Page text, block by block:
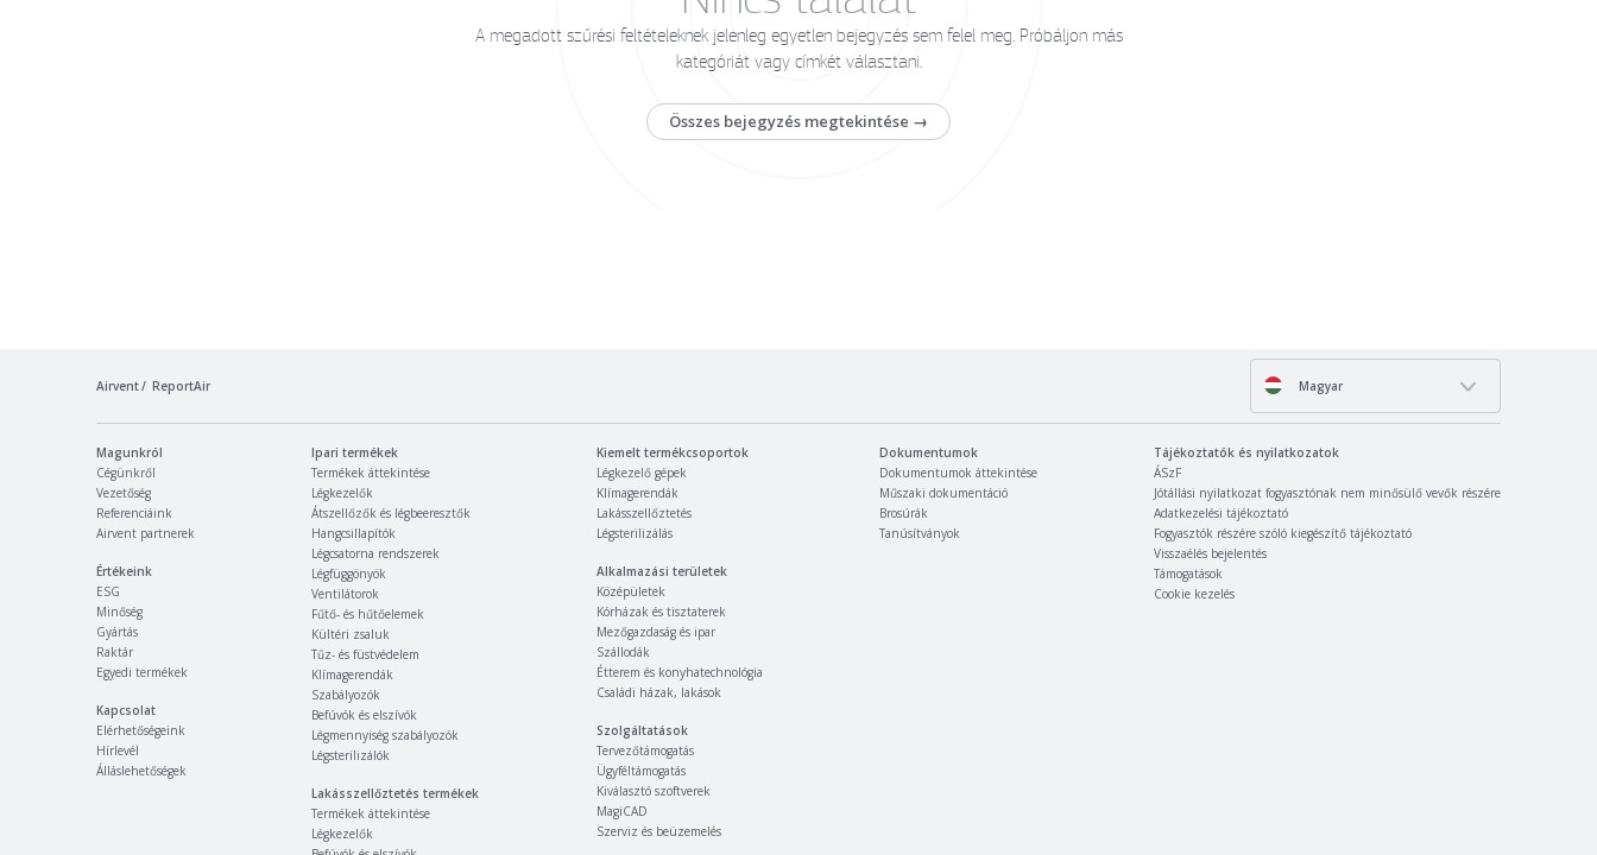
A megadott szűrési feltételeknek jelenleg egyetlen bejegyzés sem felel meg. Próbáljon más
kategóriát vagy címkét választani.
Összes bejegyzés megtekintése →
Airvent ReportAir Magyar
Magunkról
Cégünkről
Vezetőség
Referenciáink
Airvent partnerek
Értékeink
ESG
Minőség
Gyártás
Raktár
Egyedi termékek
Kapcsolat
Elérhetőségeink
Hírlevél
Álláslehetőségek
Ipari termékek
Termékek áttekintése
Légkezelők
Átszellőzők és légbeeresztők
Hangcsillapítók
Légcsatorna rendszerek
Légfüggönyök
Ventilátorok
Fűtő- és hűtőelemek
Kültéri zsaluk
Tűz- és füstvédelem
Klímagerendák
Szabályozók
Befúvók és elszívók
Légmennyiség szabályozók
Légsterilizálók
Lakásszellőztetés termékek
Termékek áttekintése
Légkezelők
Kiemelt termékcsoportok
Légkezelő gépek
Klímagerendák
Lakásszellőztetés
Légsterilizálás
Alkalmazási területek
Középületek
Kórházak és tisztaterek
Mezőgazdaság és ipar
Szállodák
Étterem és konyhatechnológia
Családi házak, lakások
Szolgáltatások
Tervezőtámogatás
Ügyféltámogatás
Kiválasztó szoftverek
MagiCAD
Szerviz és beüzemelés
Dokumentumok
Dokumentumok áttekintése
Műszaki dokumentáció
Brosúrák
Tanúsítványok
Tájékoztatók és nyilatkozatok
ÁSzF
Jótállási nyilatkozat fogyasztónak nem minősülő vevők részére
Adatkezelési tájékoztató
Fogyasztók részére szóló kiegészítő tájékoztató
Visszaélés bejelentés
Támogatások
Cookie kezelés